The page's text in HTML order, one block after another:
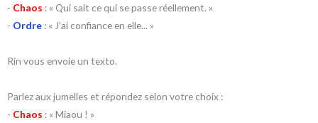
- Chaos : « Qui sait ce qui se passe réellement. »
- Ordre : « J’ai confiance en elle... »
Rin vous envoie un texto.
Parlez aux jumelles et répondez selon votre choix :
- Chaos : « Miaou ! »